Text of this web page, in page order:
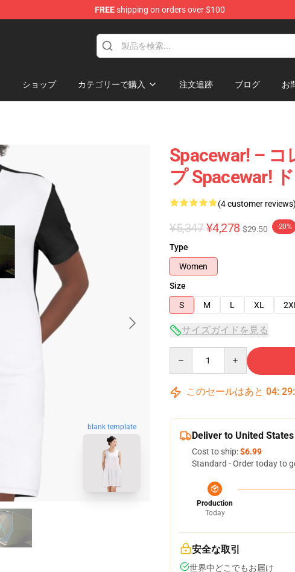
FREEshipping on orders over $100
ショップ カテゴリーで購入 注文追跡 ブログ お
blank template
Spacewar! –
プ Spacewar!
(4 customer reviews)
¥5,347 ¥4,278 $29.50 -20%
Type
Women
Size
S
M L XL 2XL
サイズガイドを見る
このセールはあと 04: 29:
Deliver to United States
Cost to ship:$6.99
Standard - Order today to
Production
Today
安全な取引
世界中どこでもお届け